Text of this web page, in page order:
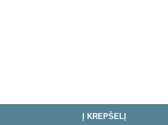
Į KREPŠELĮ